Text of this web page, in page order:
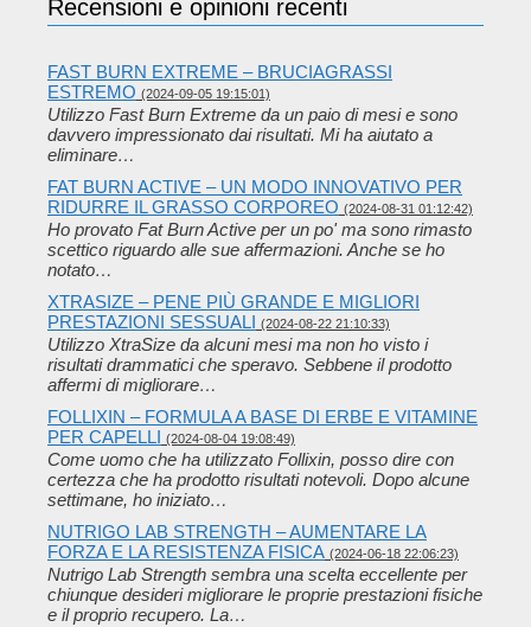
Recensioni e opinioni recenti
FAST BURN EXTREME – BRUCIAGRASSI
ESTREMO (2024-09-05 19:15:01)
Utilizzo Fast Burn Extreme da un paio di mesi e sono
davvero impressionato dai risultati. Mi ha aiutato a
eliminare…
FAT BURN ACTIVE – UN MODO INNOVATIVO PER
RIDURRE IL GRASSO CORPOREO (2024-08-31 01:12:42)
Ho provato Fat Burn Active per un po' ma sono rimasto
scettico riguardo alle sue affermazioni. Anche se ho
notato…
XTRASIZE – PENE PIÙ GRANDE E MIGLIORI
PRESTAZIONI SESSUALI (2024-08-22 21:10:33)
Utilizzo XtraSize da alcuni mesi ma non ho visto i
risultati drammatici che speravo. Sebbene il prodotto
affermi di migliorare…
FOLLIXIN – FORMULA A BASE DI ERBE E VITAMINE
PER CAPELLI (2024-08-04 19:08:49)
Come uomo che ha utilizzato Follixin, posso dire con
certezza che ha prodotto risultati notevoli. Dopo alcune
settimane, ho iniziato…
NUTRIGO LAB STRENGTH – AUMENTARE LA
FORZA E LA RESISTENZA FISICA (2024-06-18 22:06:23)
Nutrigo Lab Strength sembra una scelta eccellente per
chiunque desideri migliorare le proprie prestazioni fisiche
e il proprio recupero. La…